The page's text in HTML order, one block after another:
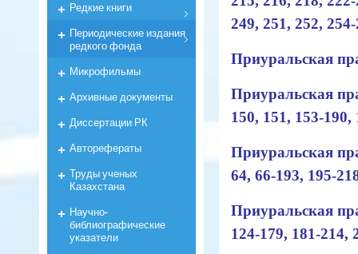
249, 251, 252,
Приуральская
Приуральская
150, 151, 153-190,
Приуральская
64, 66-193, 195-
Приуральская
124-179, 181-214,
Редкие книги
Периодические издания
редкого фонда
Микрофильмы
Архивные документы
Диссертации РК
Авторефераты
Труды ученых
Казахстана
Научно-
библиографические
указатели